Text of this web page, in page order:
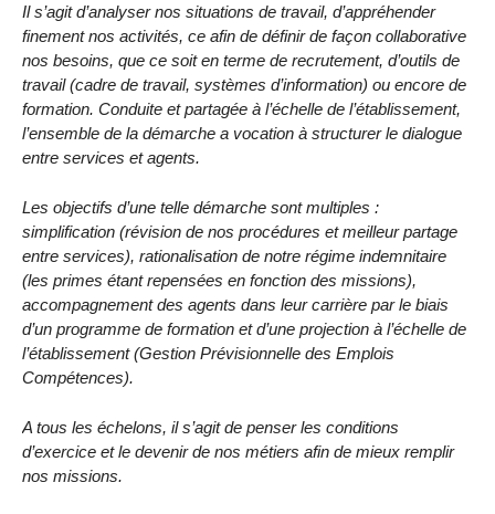
Il s’agit d’analyser nos situations de travail, d’appréhender
finement nos activités, ce afin de définir de façon collaborative
nos besoins, que ce soit en terme de recrutement, d’outils de
travail (cadre de travail, systèmes d’information) ou encore de
formation. Conduite et partagée à l’échelle de l’établissement,
l’ensemble de la démarche a vocation à structurer le dialogue
entre services et agents.
Les objectifs d’une telle démarche sont multiples :
simplification (révision de nos procédures et meilleur partage
entre services), rationalisation de notre régime indemnitaire
(les primes étant repensées en fonction des missions),
accompagnement des agents dans leur carrière par le biais
d’un programme de formation et d’une projection à l’échelle de
l’établissement (Gestion Prévisionnelle des Emplois
Compétences).
A tous les échelons, il s’agit de penser les conditions
d’exercice et le devenir de nos métiers afin de mieux remplir
nos missions.